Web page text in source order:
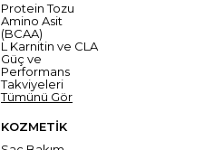
Protein Tozu
Amino Asit
(BCAA)
L Karnitin ve CLA
Güç ve
Performans
Takviyeleri
Tümünü Gör
KOZMETİK